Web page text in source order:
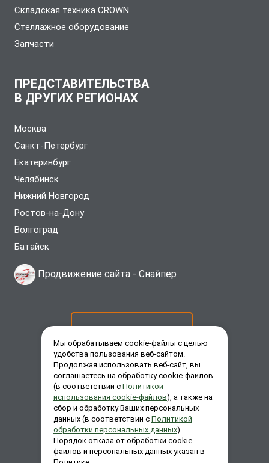
Складская техника CROWN
Стеллажное оборудование
Запчасти
ПРЕДСТАВИТЕЛЬСТВА
В ДРУГИХ РЕГИОНАХ
Москва
Санкт-Петербург
Екатеринбург
Челябинск
Нижний Новгород
Ростов-на-Дону
Волгоград
Батайск
Продвижение сайта - Снайпер
ЗАКАЗАТЬ ЗВОНОК
ЗАДАТЬ ВОПРОС
Мы обрабатываем cookie-файлы с целью
удобства пользования веб-сайтом.
Продолжая использовать веб-сайт, вы
соглашаетесь на обработку cookie-файлов
(в соответствии с Политикой
использования cookie-файлов), а также на
сбор и обработку Ваших персональных
данных (в соответствии с Политикой
обработки персональных данных).
Порядок отказа от обработки cookie-
файлов и персональных данных указан в